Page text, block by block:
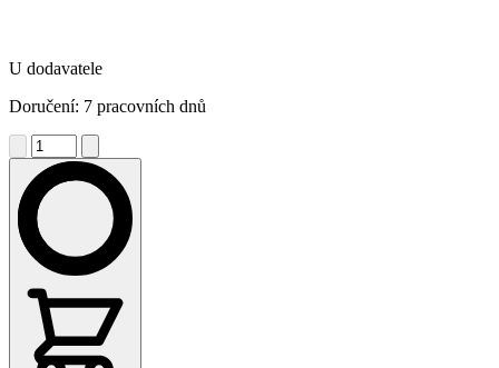
U dodavatele
Doručení: 7 pracovních dnů